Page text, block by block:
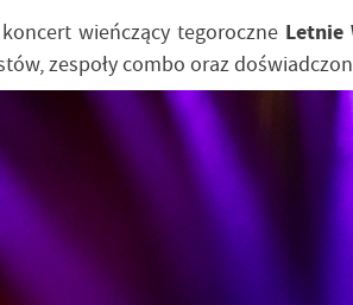
wieńczący tegoroczne Letnie
zespoły combo oraz